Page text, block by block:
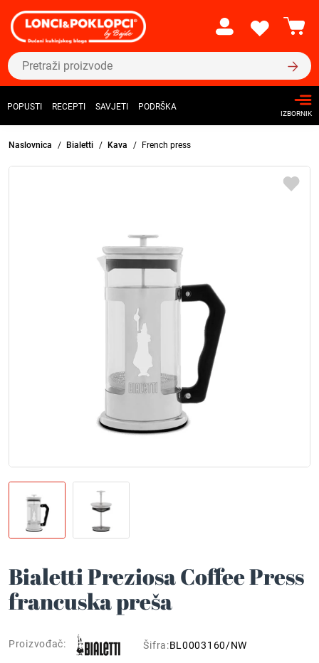
POPUSTI RECEPTI SAVJETI PODRŠKA
IZBORNIK
Naslovnica Bialetti Kava French press
Bialetti Preziosa Coffee Press
francuska preša
Proizvođač: Šifra:BL0003160/NW